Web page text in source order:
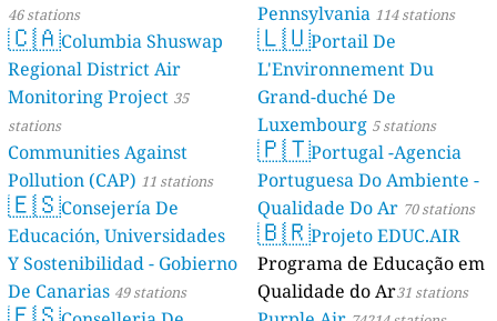
46 stations
🇨🇦Columbia Shuswap
Regional District Air
Monitoring Project 35
stations
Communities Against
Pollution (CAP) 11 stations
🇪🇸Consejería De
Educación, Universidades
Y Sostenibilidad - Gobierno
De Canarias 49 stations
Pennsylvania 114 stations
🇱🇺Portail De
L'Environnement Du
Grand-duché De
Luxembourg 5 stations
🇵🇹Portugal -Agencia
Portuguesa Do Ambiente -
Qualidade Do Ar 70 stations
🇧🇷Projeto EDUC.AIR
Programa de Educação em
Qualidade do Ar31 stations